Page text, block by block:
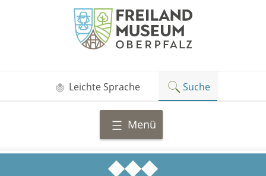
Freilandmuseum
Oberpfalz
Leichte Sprache Suche
Menü